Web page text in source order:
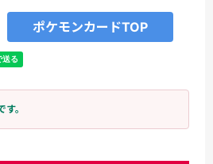
ポケモンカードTOP
。